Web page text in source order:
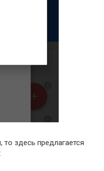
то здесь предлагается